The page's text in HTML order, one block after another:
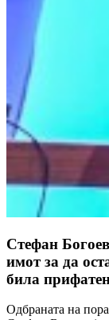
Стефан
имот за да
била
Одбраната на